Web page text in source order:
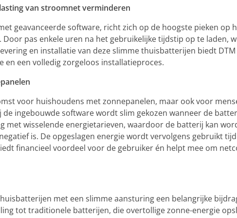
van stroomnet verminderen
geavanceerde software, richt zich op de hoogste pieken op
pas enkele uren na het gebruikelijke tijdstip op te laden,
en installatie van deze slimme thuisbatterijen biedt DTM
een volledig zorgeloos installatieproces.
voor huishoudens met zonnepanelen, maar ook voor
ingebouwde software wordt slim gekozen wanneer de
met wisselende energietarieven, waardoor de batterij kan
is. De opgeslagen energie wordt vervolgens gebruikt
financieel voordeel voor de gebruiker én helpt mee om
met een slimme aansturing een belangrijke
tot traditionele batterijen, die overtollige zonne-energie